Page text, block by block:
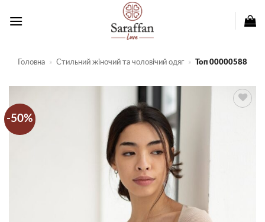
Головна » Стильний жіночий та чоловічий одяг » Топ 00000588
-50%